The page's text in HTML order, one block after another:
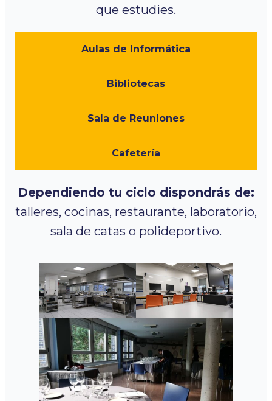
que estudies.
Aulas de Informática
Bibliotecas
Sala de Reuniones
Cafetería
Dependiendo tu ciclo dispondrás de:
talleres, cocinas, restaurante, laboratorio,
sala de catas o polideportivo.